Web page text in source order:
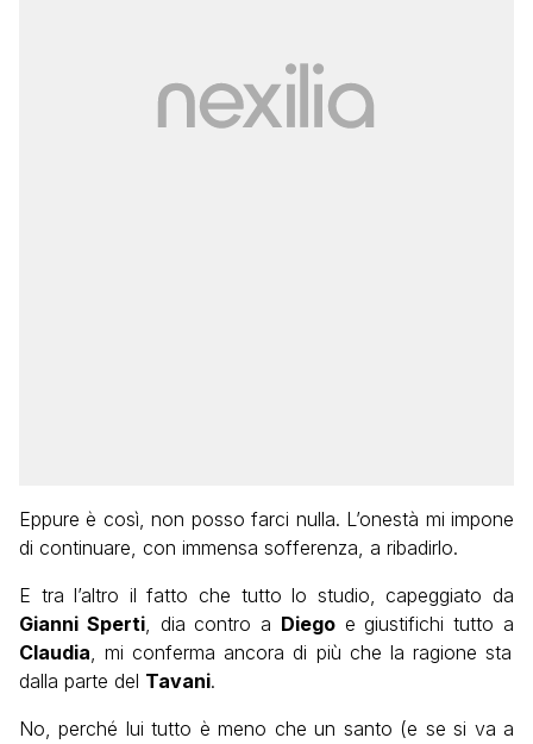
Eppure è così, non posso farci nulla. L’onestà mi impone
di continuare, con immensa sofferenza, a ribadirlo.
E tra l’altro il fatto che tutto lo studio, capeggiato da
Gianni Sperti, dia contro a Diegoe giustifichi tutto a
Claudia, mi conferma ancora di più che la ragione sta
dalla parte del Tavani.
No, perché lui tutto è meno che un santo (e se si va a